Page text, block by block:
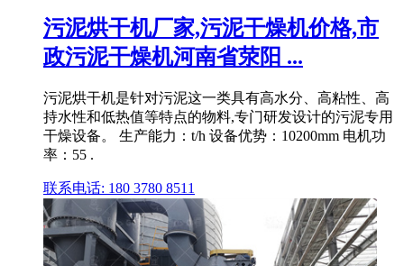
污泥烘干机厂家,污泥干燥机价格,市
政污泥干燥机河南省荥阳 ...
污泥烘干机是针对污泥这一类具有高水分、高粘性、高
持水性和低热值等特点的物料,专门研发设计的污泥专用
干燥设备。 生产能力：t/h 设备优势：10200mm 电机功
率：55 .
联系电话: 180 3780 8511